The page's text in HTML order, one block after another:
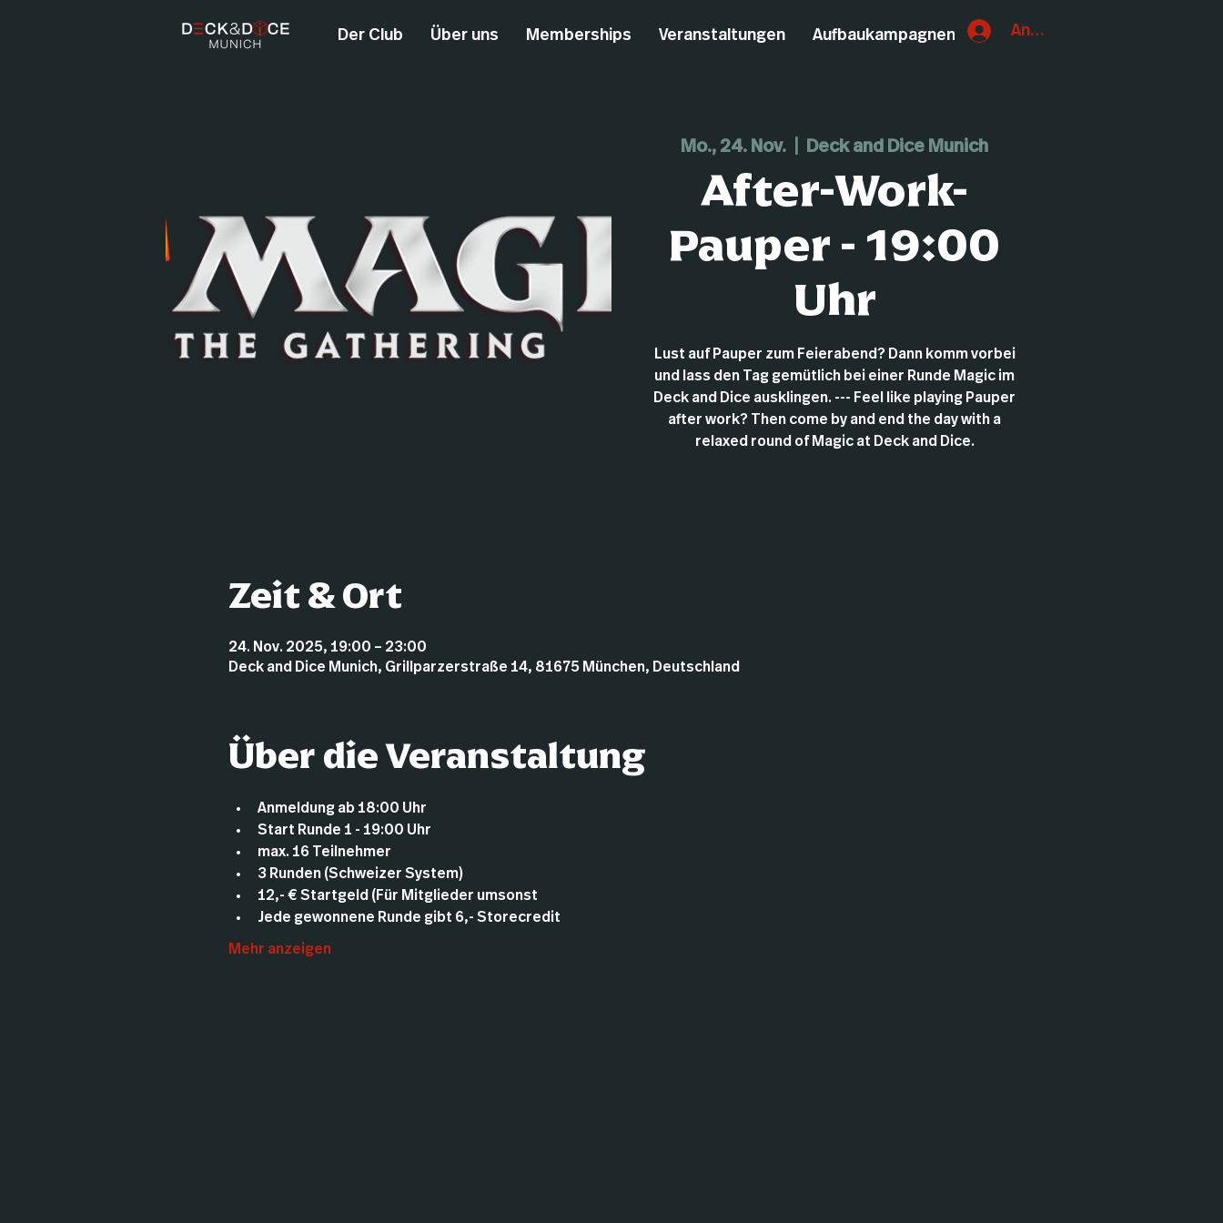
Der Club Über uns Memberships Veranstaltungen Aufbaukampagnen Anmelden
Mo., 24. Nov. Deck and Dice Munich
After-Work-
Pauper - 19:00
Uhr
Lust auf Pauper zum Feierabend? Dann komm vorbei
und lass den Tag gemütlich bei einer Runde Magic im
Deck and Dice ausklingen. --- Feel like playing Pauper
after work? Then come by and end the day with a
relaxed round of Magic at Deck and Dice.
Zeit & Ort
24. Nov. 2025, 19:00 – 23:00
Deck and Dice Munich, Grillparzerstraße 14, 81675 München, Deutschland
Über die Veranstaltung
Anmeldung ab 18:00 Uhr
Start Runde 1 - 19:00 Uhr
max. 16 Teilnehmer
3 Runden (Schweizer System)
12,- € Startgeld (Für Mitglieder umsonst
Jede gewonnene Runde gibt 6,- Storecredit
Mehr anzeigen